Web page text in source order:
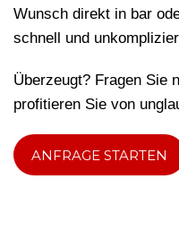
Wunsch direkt in bar
schnell und
Überzeugt? Fragen Sie
profitieren Sie von
ANFRAGE STARTEN